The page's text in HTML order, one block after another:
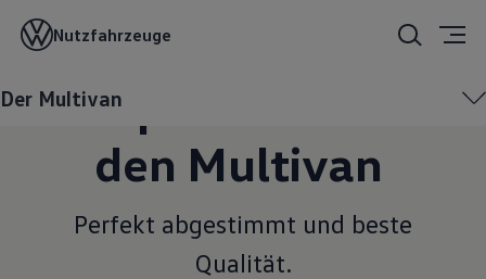
Nutzfahrzeuge
Der Multivan
Winter­
kompletträder für
den Multivan
Perfekt abgestimmt und beste
Qualität.